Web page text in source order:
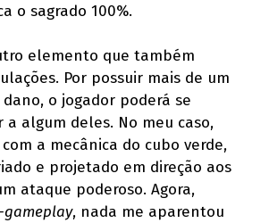
o sagrado 100%.
elemento que também
Por possuir mais de um
o jogador poderá se
algum deles. No meu caso,
a mecânica do cubo verde,
e projetado em direção aos
ataque poderoso. Agora,
gameplay, nada me aparentou